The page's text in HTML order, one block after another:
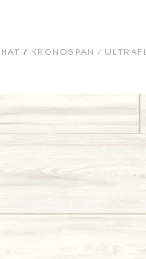
/ KRONOSPAN /